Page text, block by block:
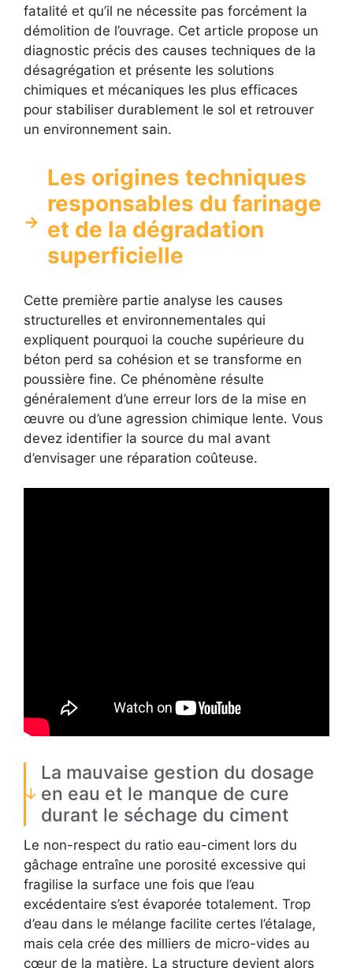
fatalité et qu’il ne nécessite pas forcément la
démolition de l’ouvrage. Cet article propose un
diagnostic précis des causes techniques de la
désagrégation et présente les solutions
chimiques et mécaniques les plus efficaces
pour stabiliser durablement le sol et retrouver
un environnement sain.
Les origines techniques
responsables du farinage
et de la dégradation
superficielle
Cette première partie analyse les causes
structurelles et environnementales qui
expliquent pourquoi la couche supérieure du
béton perd sa cohésion et se transforme en
poussière fine. Ce phénomène résulte
généralement d’une erreur lors de la mise en
œuvre ou d’une agression chimique lente. Vous
devez identifier la source du mal avant
d’envisager une réparation coûteuse.
La mauvaise gestion du dosage
en eau et le manque de cure
durant le séchage du ciment
Le non-respect du ratio eau-ciment lors du
gâchage entraîne une porosité excessive qui
fragilise la surface une fois que l’eau
excédentaire s’est évaporée totalement. Trop
d’eau dans le mélange facilite certes l’étalage,
mais cela crée des milliers de micro-vides au
cœur de la matière. La structure devient alors